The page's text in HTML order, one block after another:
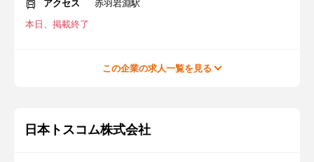
アクセス
赤羽岩淵駅
本日、掲載終了
この企業の求人一覧を見る
日本トスコム株式会社